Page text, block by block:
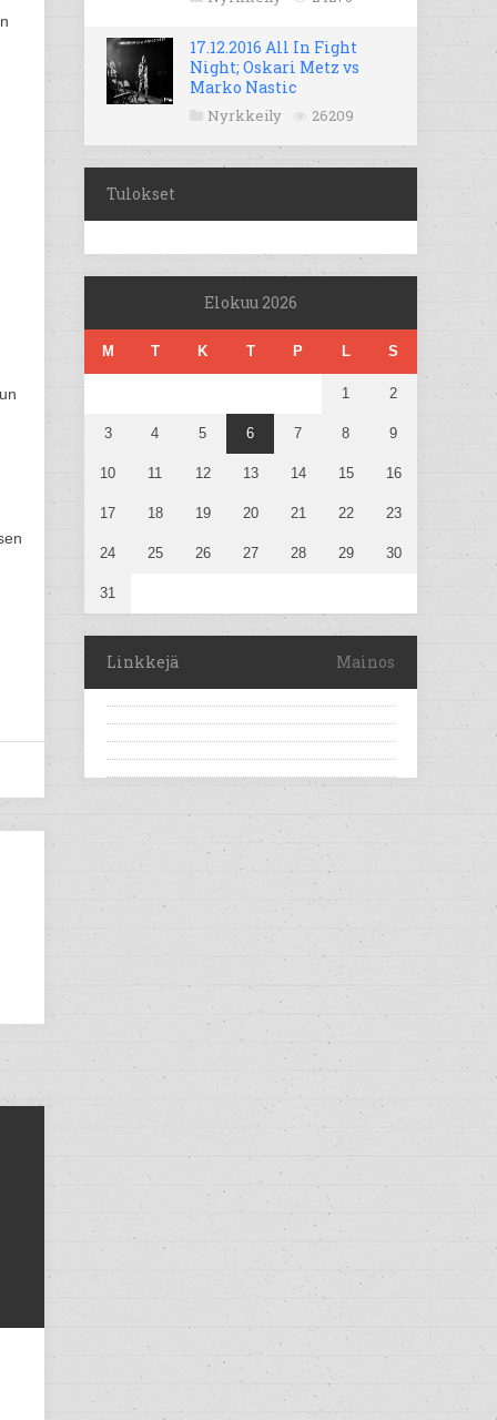
17.12.2016 All In Fight
Night; Oskari Metz vs
Marko Nastic
Nyrkkeily 26209
Tulokset
Elokuu 2026
M T K T P L S
1 2
3 4 5 6 7 8 9
10 11 12 13 14 15 16
17 18 19 20 21 22 23
24 25 26 27 28 29 30
31
Linkkejä Mainos